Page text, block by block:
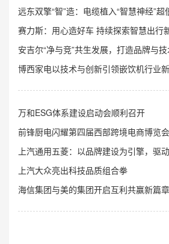
远东双擎“智”造：电缆植入“智慧神经”超低温储能
赛力斯：用心造好车 持续探索智慧出行
安吉尔“净与竞”共生发展，打造品牌与
博西家电以技术与创新引领嵌饮机行业
万和ESG体系建设启动会顺利召开
前锋厨电闪耀第四届西部跨境电商博览会
上汽通用五菱：以品牌建设为引擎，驱动高
上汽大众亮出科技品质组合拳
海信集团与美的集团开启互利共赢新篇章